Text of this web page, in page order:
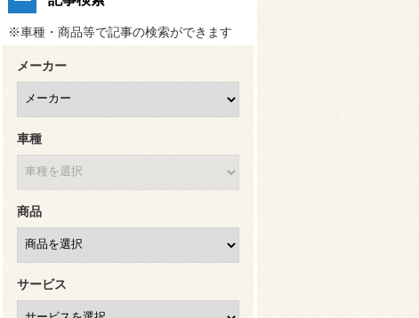
※車種・商品等で記事の検索ができます
メーカー
車種
商品
サービス